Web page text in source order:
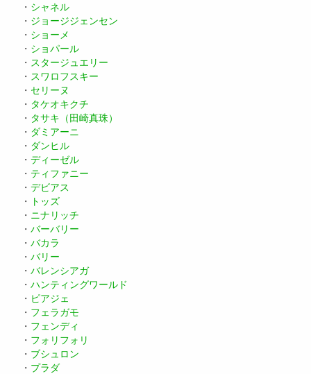
・ シャネル
・ ジョージジェンセン
・ ショーメ
・ ショパール
・ スタージュエリー
・ スワロフスキー
・ セリーヌ
・ タケオキクチ
・ タサキ（田崎真珠）
・ ダミアーニ
・ ダンヒル
・ ディーゼル
・ ティファニー
・ デビアス
・
トッズ
・ ニナリッチ
・ バーバリー
・ バカラ
・ バリー
・ バレンシアガ
・ ハンティングワールド
・ ピアジェ
・ フェラガモ
・ フェンディ
・ フォリフォリ
・ ブシュロン
・ プラダ